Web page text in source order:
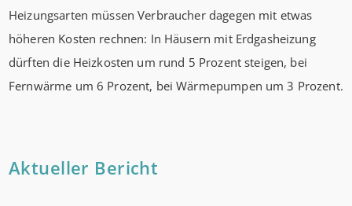
Heizungsarten müssen Verbraucher dagegen mit etwas
höheren Kosten rechnen: In Häusern mit Erdgasheizung
dürften die Heizkosten um rund 5 Prozent steigen, bei
Fernwärme um 6 Prozent, bei Wärmepumpen um 3 Prozent.
Aktueller Bericht